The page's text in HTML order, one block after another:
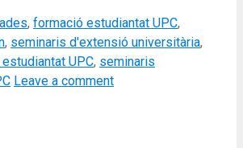
, formació estudiantat UPC,
, seminaris d'extensió universitària,
UPC, seminaris
Leave a comment